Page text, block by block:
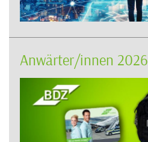
Anwärter/innen 2026